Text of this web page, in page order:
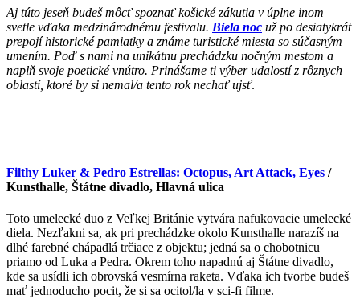
Aj túto jeseň budeš môcť spoznať košické zákutia v úplne inom
svetle vďaka medzinárodnému festivalu. Biela noc už po desiatykrát
prepojí historické pamiatky a známe turistické miesta so súčasným
umením. Poď s nami na unikátnu prechádzku nočným mestom a
naplň svoje poetické vnútro. Prinášame ti výber udalostí z rôznych
oblastí, ktoré by si nemal/a tento rok nechať ujsť.
Filthy Luker & Pedro Estrellas: Octopus, Art Attack, Eyes /
Kunsthalle, Štátne divadlo, Hlavná ulica
Toto umelecké duo z Veľkej Británie vytvára nafukovacie umelecké
diela. Nezľakni sa, ak pri prechádzke okolo Kunsthalle narazíš na
dlhé farebné chápadlá trčiace z objektu; jedná sa o chobotnicu
priamo od Luka a Pedra. Okrem toho napadnú aj Štátne divadlo,
kde sa usídli ich obrovská vesmírna raketa. Vďaka ich tvorbe budeš
mať jednoducho pocit, že si sa ocitol/la v sci-fi filme.